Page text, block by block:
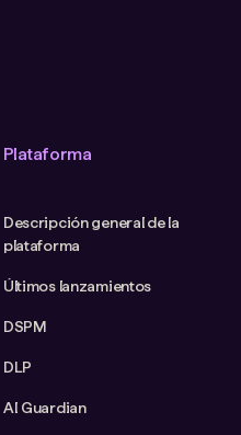
Plataforma
Descripción general de la
plataforma
Últimos lanzamientos
DSPM
DLP
AI Guardian